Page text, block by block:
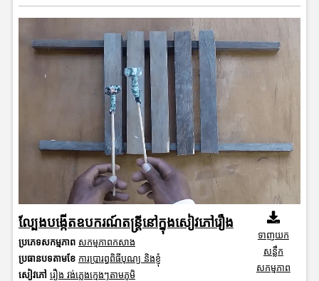
ល្បែងបង្កើតឧបករណ៍តន្ត្រីនៅក្នុងសៀវភៅរឿង
ប្រភេទសកម្មភាព សកម្មភាពកសាង
ប្រធានបទតាមខែ ការប្រារព្ធពិធីបុណ្យ និងខ្ញុំ
សៀវភៅ រឿង វង់ភ្លេងក្មេងៗតាមភូមិ
ទាញយក
សន្លឹក
សកម្មភាព